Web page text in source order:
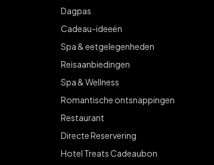
Dagpas
Cadeau-ideeën
Spa & eetgelegenheden
Reisaanbiedingen
Spa & Wellness
Romantische ontsnappingen
Restaurant
Directe Reservering
Hotel Treats Cadeaubon